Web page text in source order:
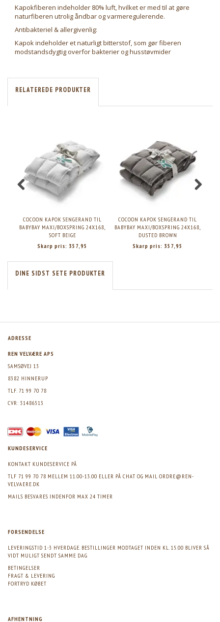
Kapokfiberen indeholder 80% luft, hvilket er med til at gøre
naturfiberen utrolig åndbar og varmeregulerende.
Antibakteriel & allergivenlig:
Kapok indeholder et naturligt bitterstof, som gør fiberen
modstandsdygtig overfor bakterier og husstøvmider
RELATEREDE PRODUKTER
COCOON KAPOK SENGERAND TIL
BABYBAY MAXI/BOXSPRING 24X168,
SOFT BEIGE
Skarp pris: 357,95
COCOON KAPOK SENGERAND TIL
BABYBAY MAXI/BOXSPRING 24X168,
DUSTED BROWN
Skarp pris: 357,95
DINE SIDST SETE PRODUKTER
ADRESSE
REN VELVÆRE APS
SAMSØVEJ 13
8382 HINNERUP
TLF. 71 99 70 78
CVR: 31486513
KUNDESERVICE
KONTAKT KUNDESERVICE PÅ
TLF 71 99 70 78 MELLEM 11.00-13.00 ELLER PÅ CHAT OG MAIL ORDRE@REN-
VELVAERE.DK
MAILS BESVARES INDENFOR MAX 24 TIMER
FORSENDELSE
LEVERINGSTID 1-3 HVERDAGE. BESTILLINGER MODTAGET INDEN KL. 15.00 BLIVER SÅ
VIDT MULIGT SENDT SAMME DAG
BETINGELSER
FRAGT & LEVERING
FORTRYD KØBET
AFHENTNING